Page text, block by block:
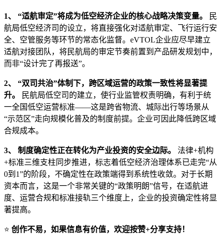
1、 “适航审定”将成为低空经济企业的核心战略决策变量。
民
航局低空经济司的设立，将直接强化对适航审定、飞行运行安
全、空管服务等环节的常态化监督。eVTOL企业应尽早建立
适航对接团队，将民航局的审定节奏前置到产品研发规划中，
而非“设计完了再报送”。
2、 “双司共治”体制下，跨区域运营的政策一致性将显著提
升。
民航局低空司的建立，使行业监管权责明确，有利于统
一全国低空运营标准——这是跨省物流、城际出行等场景从
“示范区”走向规模化普及的制度前提。企业可因此降低跨区域
合规成本。
3、 制度确定性正在转化为产业投资的安全边际。
法律+机构
+标准三维支柱同步推进，标志着低空经济治理体系已走完“从
0到1”的阶段，不确定性在政策端得到系统性收敛。对于长期
资本而言，这是一个非常关键的“政策明朗”信号，在适航进
度、运营合规和标准接轨三个维度上，企业的投资确定性将显
著提高。
⭐ 创作不易，如果信息有价值，欢迎按赞+分享支持！